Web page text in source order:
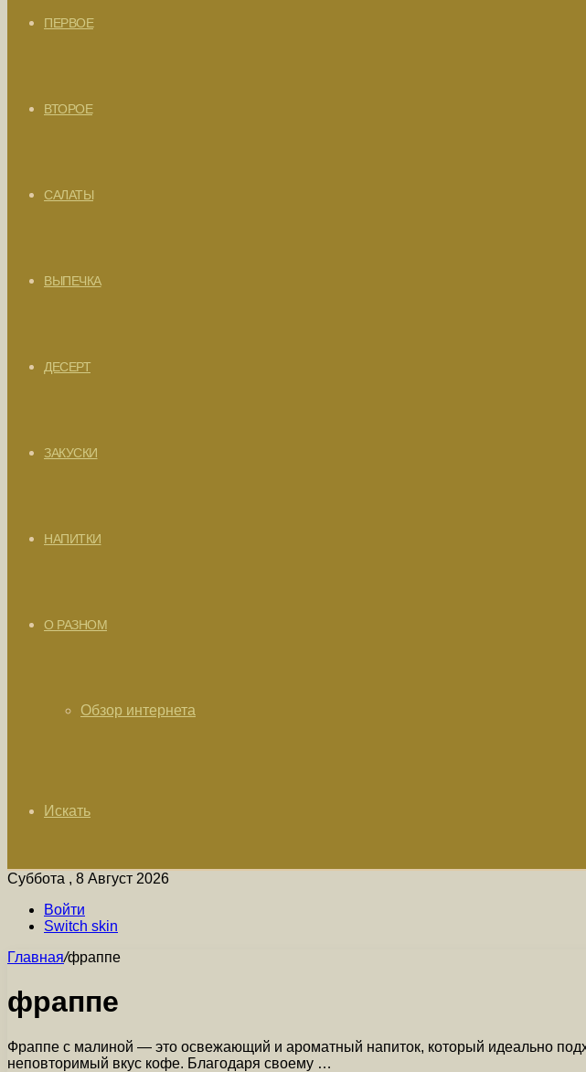
ПЕРВОЕ
ВТОРОЕ
САЛАТЫ
ВЫПЕЧКА
ДЕСЕРТ
ЗАКУСКИ
НАПИТКИ
О РАЗНОМ
Обзор интернета
Искать
Суббота , 8 Август 2026
Войти
Switch skin
Главная/фраппе
фраппе
Фраппе с малиной — это освежающий и ароматный напиток, который идеально
неповторимый вкус кофе. Благодаря своему …